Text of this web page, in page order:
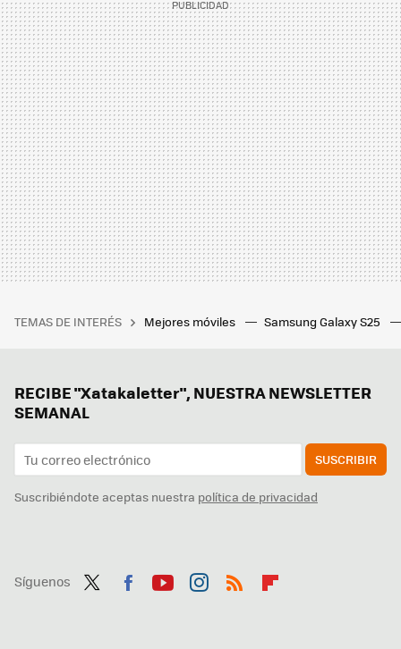
TEMAS DE INTERÉS Mejores móviles Samsung Galaxy S25
RECIBE "Xatakaletter", NUESTRA NEWSLETTER
SEMANAL
SUSCRIBIR
Suscribiéndote aceptas nuestra política de privacidad
Síguenos